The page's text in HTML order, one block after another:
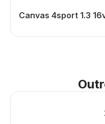
Canvas 4sport 1.3